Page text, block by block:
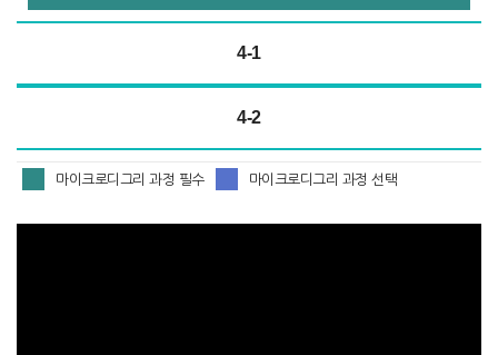
4-1
4-2
마이크로디그리 과정 필수 마이크로디그리 과정 선택